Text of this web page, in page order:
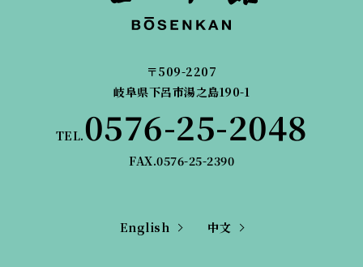
〒509-2207
岐阜県下呂市湯之島190-1
TEL.0576-25-2048
FAX.0576-25-2390
English 中文